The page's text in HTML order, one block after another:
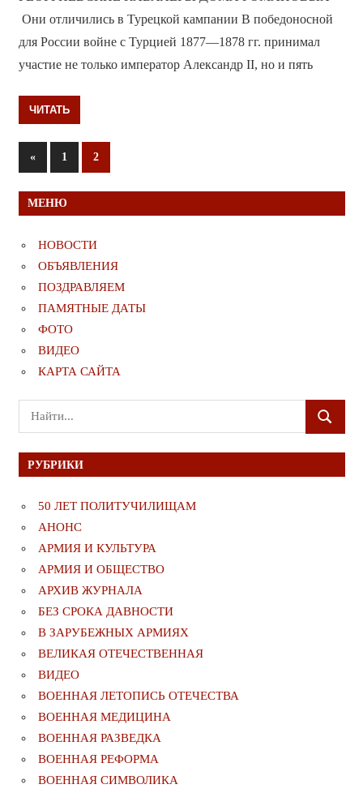
Они отличились в Турецкой кампании В победоносной
для России войне с Турцией 1877—1878 гг. принимал
участие не только император Александр II, но и пять
ЧИТАТЬ
Пагинация
записей
«Предыдущие
записи
1 2
МЕНЮ
НОВОСТИ
ОБЪЯВЛЕНИЯ
ПОЗДРАВЛЯЕМ
ПАМЯТНЫЕ ДАТЫ
ФОТО
ВИДЕО
КАРТА САЙТА
Поиск
для:
ПОИСК
РУБРИКИ
50 ЛЕТ ПОЛИТУЧИЛИЩАМ
АНОНС
АРМИЯ И КУЛЬТУРА
АРМИЯ И ОБЩЕСТВО
АРХИВ ЖУРНАЛА
БЕЗ СРОКА ДАВНОСТИ
В ЗАРУБЕЖНЫХ АРМИЯХ
ВЕЛИКАЯ ОТЕЧЕСТВЕННАЯ
ВИДЕО
ВОЕННАЯ ЛЕТОПИСЬ ОТЕЧЕСТВА
ВОЕННАЯ МЕДИЦИНА
ВОЕННАЯ РАЗВЕДКА
ВОЕННАЯ РЕФОРМА
ВОЕННАЯ СИМВОЛИКА